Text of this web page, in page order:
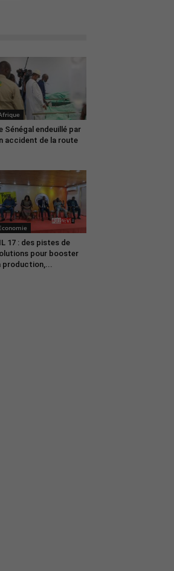
Sénégal endeuillé par
accident de la route
17 : des pistes de
pour booster
production,...